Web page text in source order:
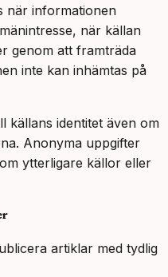
när informationen
när källan
genom att framträda
inte kan inhämtas på
källans identitet även om
Anonyma uppgifter
ytterligare källor eller
artiklar med tydlig